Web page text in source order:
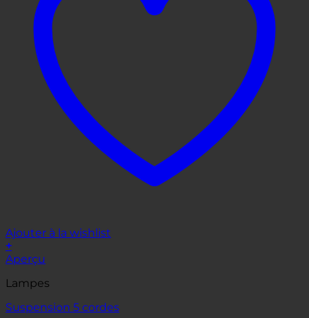
Ajouter à la wishlist
+
Aperçu
Lampes
Suspension 5 cordes